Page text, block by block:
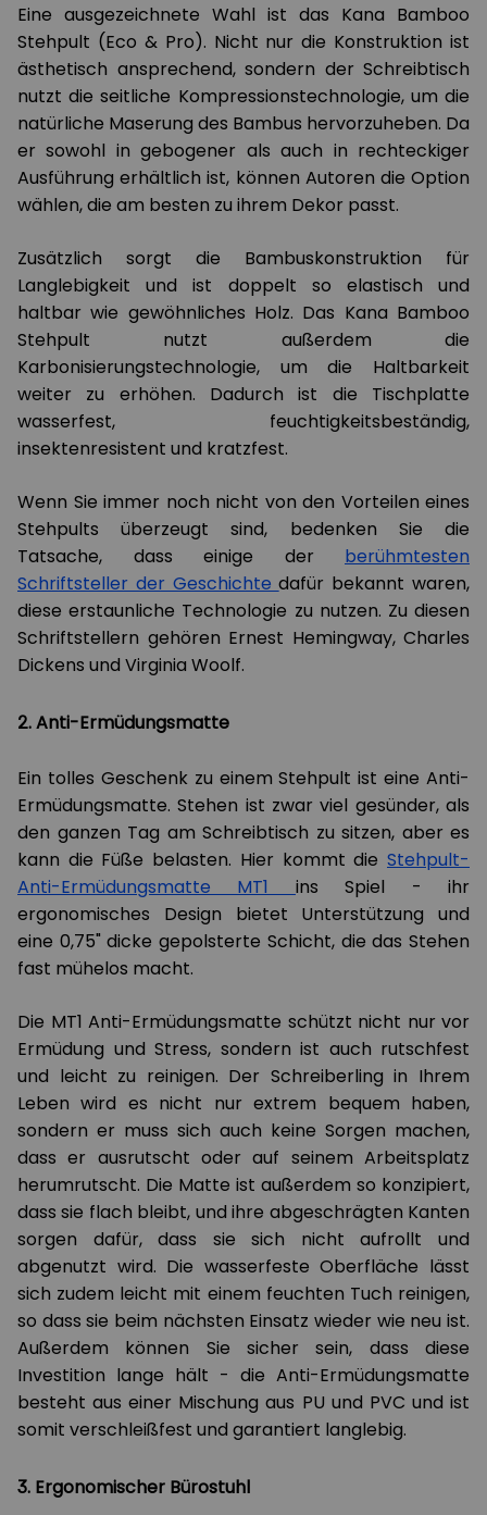
Eine ausgezeichnete Wahl ist das Kana Bamboo
Stehpult (Eco & Pro). Nicht nur die Konstruktion ist
ästhetisch ansprechend, sondern der Schreibtisch
nutzt die seitliche Kompressionstechnologie, um die
natürliche Maserung des Bambus hervorzuheben. Da
er sowohl in gebogener als auch in rechteckiger
Ausführung erhältlich ist, können Autoren die Option
wählen, die am besten zu ihrem Dekor passt.
Zusätzlich sorgt die Bambuskonstruktion für
Langlebigkeit und ist doppelt so elastisch und
haltbar wie gewöhnliches Holz. Das Kana Bamboo
Stehpult nutzt außerdem die
Karbonisierungstechnologie, um die Haltbarkeit
weiter zu erhöhen. Dadurch ist die Tischplatte
wasserfest, feuchtigkeitsbeständig,
insektenresistent und kratzfest.
Wenn Sie immer noch nicht von den Vorteilen eines
Stehpults überzeugt sind, bedenken Sie die
Tatsache, dass einige der berühmtesten
Schriftsteller der Geschichtedafür bekannt waren,
diese erstaunliche Technologie zu nutzen. Zu diesen
Schriftstellern gehören Ernest Hemingway, Charles
Dickens und Virginia Woolf.
2. Anti-Ermüdungsmatte
Ein tolles Geschenk zu einem Stehpult ist eine Anti-
Ermüdungsmatte. Stehen ist zwar viel gesünder, als
den ganzen Tag am Schreibtisch zu sitzen, aber es
kann die Füße belasten. Hier kommt die Stehpult-
Anti-Ermüdungsmatte MT1 ins Spiel - ihr
ergonomisches Design bietet Unterstützung und
eine 0,75" dicke gepolsterte Schicht, die das Stehen
fast mühelos macht.
Die MT1 Anti-Ermüdungsmatte schützt nicht nur vor
Ermüdung und Stress, sondern ist auch rutschfest
und leicht zu reinigen. Der Schreiberling in Ihrem
Leben wird es nicht nur extrem bequem haben,
sondern er muss sich auch keine Sorgen machen,
dass er ausrutscht oder auf seinem Arbeitsplatz
herumrutscht. Die Matte ist außerdem so konzipiert,
dass sie flach bleibt, und ihre abgeschrägten Kanten
sorgen dafür, dass sie sich nicht aufrollt und
abgenutzt wird. Die wasserfeste Oberfläche lässt
sich zudem leicht mit einem feuchten Tuch reinigen,
so dass sie beim nächsten Einsatz wieder wie neu ist.
Außerdem können Sie sicher sein, dass diese
Investition lange hält - die Anti-Ermüdungsmatte
besteht aus einer Mischung aus PU und PVC und ist
somit verschleißfest und garantiert langlebig.
3. Ergonomischer Bürostuhl